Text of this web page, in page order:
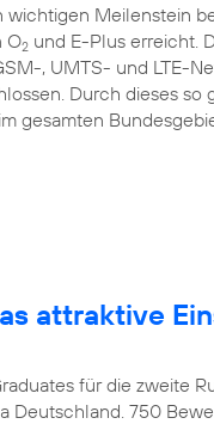
Meilenstein
O2 und E-Plus erreicht.
, UMTS- und LTE-
Durch dieses so
gesamten
attraktive
für die zweite
Deutschland. 750